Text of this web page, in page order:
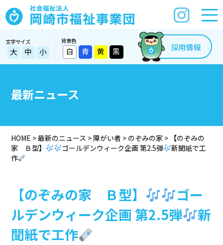
文字サイズ
大 中 小
背景色
白 青 黄 黒 採用情報
最新ニュース
HOME >最新のニュース > 障がい者 > のぞみの家 > 【のぞみの
家 Ｂ型】
ゴールデンウィーク企画 第2.5弾
新聞紙で工
作
【のぞみの家 Ｂ型】
ゴー
ルデンウィーク企画 第2.5弾
新
聞紙で工作